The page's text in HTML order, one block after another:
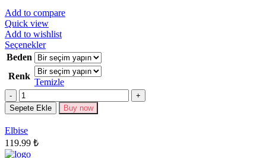
Add to compare
Quick view
Add to wishlist
SeçeneklerBu
ürünün
birden
fazla
varyasyonu
Seçenekler
Beden
Renk
Temizle
Miktar
Sepete Ekle Buy now
Elbise
119.99 ₺